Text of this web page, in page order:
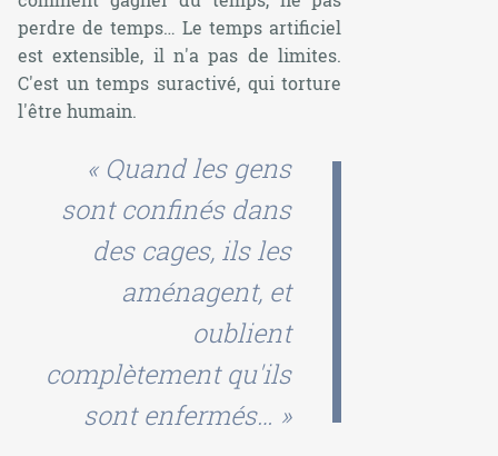
perdre de temps… Le temps artificiel
est extensible, il n'a pas de limites.
C'est un temps suractivé, qui torture
l'être humain.
« Quand les gens
sont confinés dans
des cages, ils les
aménagent, et
oublient
complètement qu'ils
sont enfermés… »